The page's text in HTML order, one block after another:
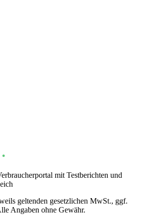
mit Testberichten und
geltenden gesetzlichen MwSt., ggf.
Angaben ohne Gewähr.